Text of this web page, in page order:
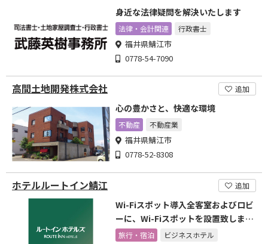
身近な法律疑問を解決いたします
法律・会計関連 行政書士
福井県鯖江市
0778-54-7090
高間土地開発株式会社 追加
心の豊かさと、快適な環境
不動産 不動産業
福井県鯖江市
0778-52-8308
ホテルルートイン鯖江 追加
Wi-Fiスポット導入全客室およびロビ
ーに、Wi-Fiスポットを設置致しまし
た。
旅行・宿泊 ビジネスホテル